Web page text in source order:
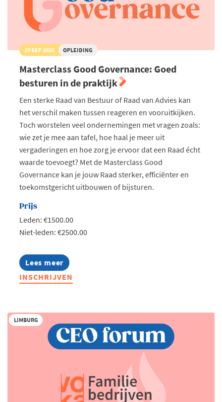
29 SEP 2026 OPLEIDING
Masterclass Good Governance: Goed
besturen in de praktijk
Een sterke Raad van Bestuur of Raad van Advies kan
het verschil maken tussen reageren en vooruitkijken.
Toch worstelen veel ondernemingen met vragen zoals:
wie zet je mee aan tafel, hoe haal je meer uit
vergaderingen en hoe zorg je ervoor dat een Raad écht
waarde toevoegt? Met de Masterclass Good
Governance kan je jouw Raad sterker, efficiënter en
toekomstgericht uitbouwen of bijsturen.
Prijs
Leden: €1500.00
Niet-leden: €2500.00
Lees meer
about
Masterclass
Good
in
de
praktijk
INSCHRIJVEN
LIMBURG